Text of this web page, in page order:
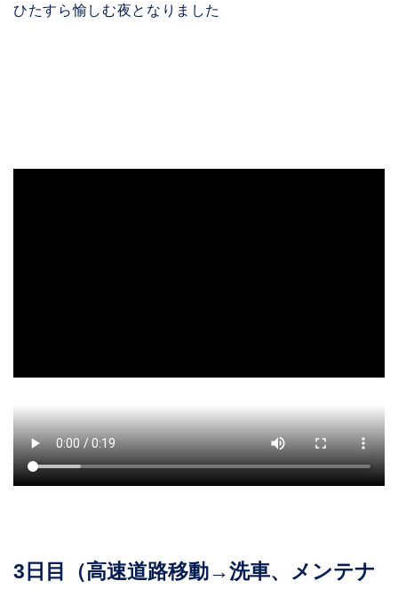
ひたすら愉しむ夜となりました
3日目（高速道路移動→洗車、メンテナ